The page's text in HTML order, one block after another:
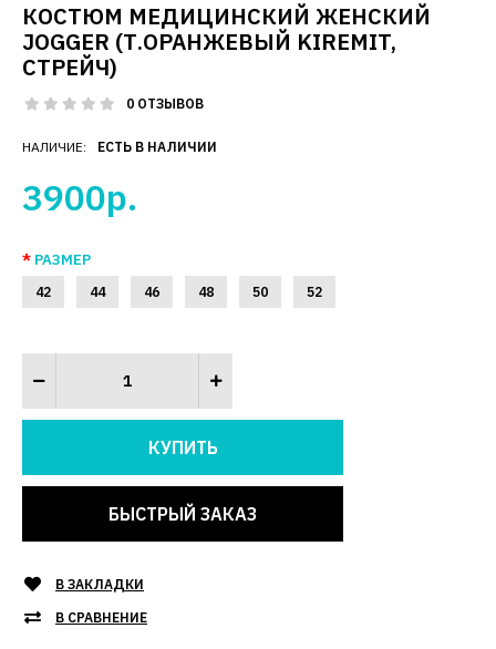
КОСТЮМ МЕДИЦИНСКИЙ ЖЕНСКИЙ
JOGGER (Т.ОРАНЖЕВЫЙ KIREMIT,
СТРЕЙЧ)
0 ОТЗЫВОВ
НАЛИЧИЕ: ЕСТЬ В НАЛИЧИИ
3900р.
РАЗМЕР
42 44 46 48 50 52
БЫСТРЫЙ ЗАКАЗ
В ЗАКЛАДКИ
В СРАВНЕНИЕ